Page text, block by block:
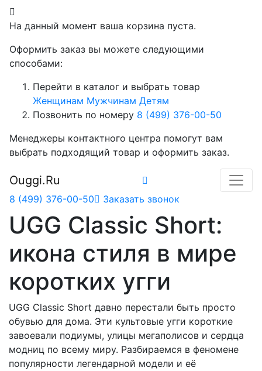
На данный момент ваша корзина пуста.
Оформить заказ вы можете следующими
способами:
Перейти в каталог и выбрать товар
Женщинам Мужчинам Детям
Позвонить по номеру 8 (499) 376-00-50
Менеджеры контактного центра помогут вам
выбрать подходящий товар и оформить заказ.
Ouggi.Ru
8 (499) 376-00-50 Заказать звонок
UGG Classic Short:
икона стиля в мире
коротких угги
UGG Classic Short давно перестали быть просто
обувью для дома. Эти культовые угги короткие
завоевали подиумы, улицы мегаполисов и сердца
модниц по всему миру. Разбираемся в феномене
популярности легендарной модели и её